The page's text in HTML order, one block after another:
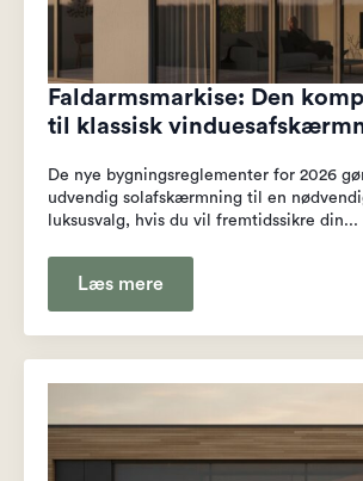
Faldarmsmarkise: Den
til klassisk
De nye bygningsreglementer for 2026
udvendig solafskærmning til en
luksusvalg, hvis du vil fremtidssikre din...
Læs mere